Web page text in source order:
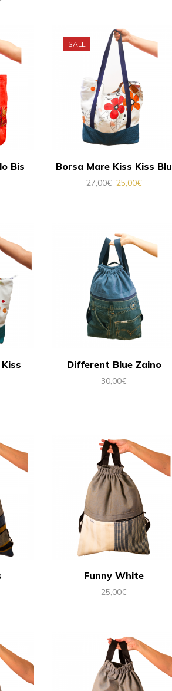
Bis
SALE
Borsa Mare Kiss Kiss Blu
27,00€ 25,00€
Different Blue Zaino
30,00€
Funny White
25,00€